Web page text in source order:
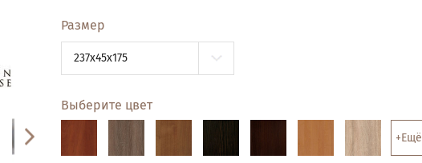
Размер
237x45x175
Выберите цвет
+Ещё